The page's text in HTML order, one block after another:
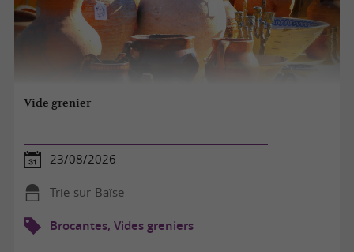
Vide grenier
23/08/2026
Trie-sur-Baïse
Brocantes, Vides greniers